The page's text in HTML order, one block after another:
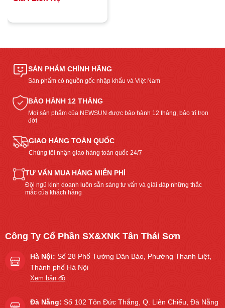
SẢN PHẨM CHÍNH HÃNG
Sản phẩm có nguồn gốc nhập khẩu và Việt Nam
BẢO HÀNH 12 THÁNG
Mọi sản phẩm của NEWSUN được bảo hành 12 tháng, bảo trì trọn
đời
GIAO HÀNG TOÀN QUỐC
Chúng tôi nhận giao hàng toàn quốc 24/7
TƯ VẤN MUA HÀNG MIỄN PHÍ
Đội ngũ kinh doanh luôn sẵn sàng tư vấn và giải đáp những thắc
mắc của khách hàng
Công Ty Cổ Phần SX&XNK Tân Thái Sơn
Hà Nội: Số 28 Phố Tưởng Dân Bảo, Phường Thanh Liệt,
Thành phố Hà Nội
Xem bản đồ
Đà Nẵng: Số 102 Tôn Đức Thắng, Q. Liên Chiểu, Đà Nẵng